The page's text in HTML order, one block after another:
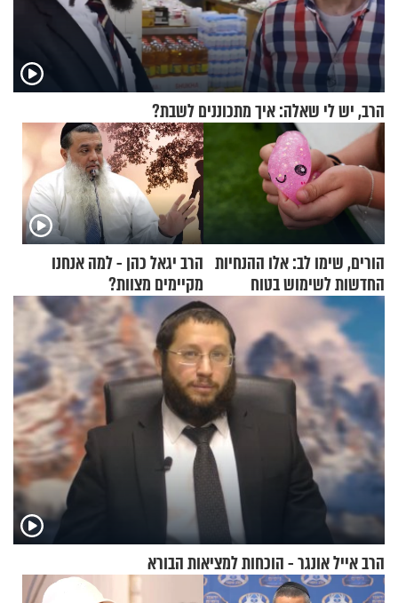
הרב, יש לי שאלה: איך מתכוננים לשבת?
הורים, שימו לב: אלו ההנחיות
החדשות לשימוש בטוח
בסקווישי לאחר מקרי אשפוז
הרב יגאל כהן - למה אנחנו
מקיימים מצוות?
הרב אייל אונגר - הוכחות למציאות הבורא